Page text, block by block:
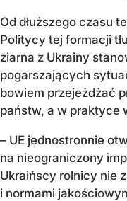
Od dłuższego czasu
Politycy tej formacji
ziarna z Ukrainy
pogarszających
bowiem przejeżdżać
państw, a w praktyce
– UE jednostronnie
na nieograniczony
Ukraińscy rolnicy nie
i normami